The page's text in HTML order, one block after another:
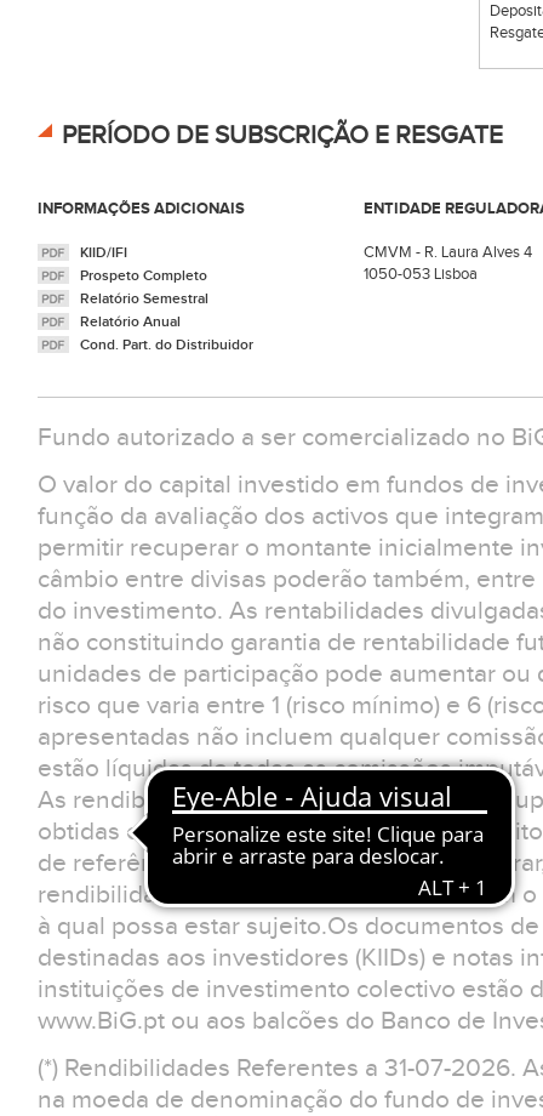
PERÍODO DE SUBSCRIÇÃO E RESGATE
INFORMAÇÕES ADICIONAIS ENTIDADE
KIID/IFI
Prospeto Completo
Relatório Semestral
Relatório Anual
Cond. Part. do Distribuidor
CMVM - R. Laura Alves 4
1050-053 Lisboa
Fundo autorizado a ser comercializado no
O valor do capital investido em fundos de
função da avaliação dos activos que
permitir recuperar o montante inicialmente
câmbio entre divisas poderão também,
do investimento. As rentabilidades
não constituindo garantia de rentabilidade
unidades de participação pode aumentar
risco que varia entre 1 (risco mínimo) e 6
apresentadas não incluem qualquer
estão líquidas de todas as comissões
As rendibilidades divulgadas para prazos
obtidas caso o investimento tivesse sido
de referência. O investidor deverá
rendibilidades apresentadas não reflectem
à qual possa estar sujeito.Os documentos
destinadas aos investidores (KIIDs) e notas
instituições de investimento colectivo estão
www.BiG.pt ou aos balcões do Banco de
(*) Rendibilidades Referentes a 31-07-2026.
na moeda de denominação do fundo de